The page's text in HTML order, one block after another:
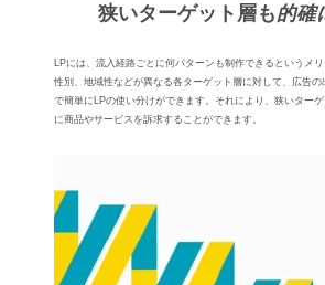
狭いターゲット層も的確
LPには、流⼊経路ごとに何パターンも制作できるというメ
性別、地域性などが異なる各ターゲット層に対して、広告
で簡単にLPの使い分けができます。それにより、狭いター
に商品やサービスを訴求することができます。